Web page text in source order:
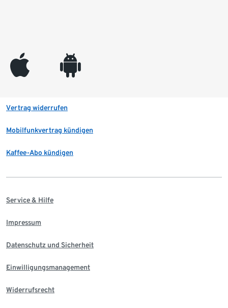
appleinc android
Vertrag widerrufen
Mobilfunkvertrag kündigen
Kaffee-Abo kündigen
Service & Hilfe
Impressum
Datenschutz und Sicherheit
Einwilligungsmanagement
Widerrufsrecht